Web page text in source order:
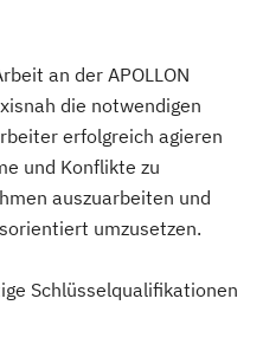
an der APOLLON
die notwendigen
erfolgreich agieren
und Konflikte zu
auszuarbeiten und
umzusetzen.
Schlüsselqualifikationen